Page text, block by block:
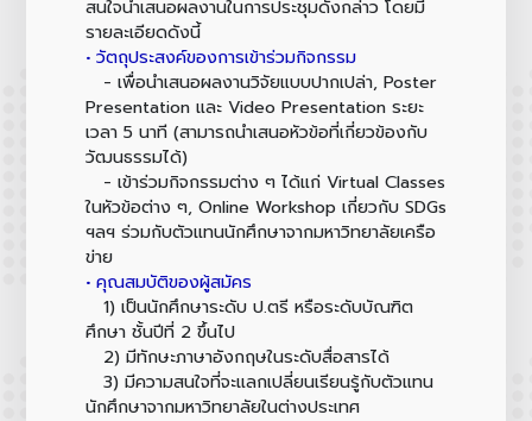
สนใจนำเสนอผลงานในการประชุมดังกล่าว โดยมี
รายละเอียดดังนี้
• วัตถุประสงค์ของการเข้าร่วมกิจกรรม
- เพื่อนำเสนอผลงานวิจัยแบบปากเปล่า, Poster
Presentation และ Video Presentation ระยะ
เวลา 5 นาที (สามารถนำเสนอหัวข้อที่เกี่ยวข้องกับ
วัฒนธรรมได้)
- เข้าร่วมกิจกรรมต่าง ๆ ได้แก่ Virtual Classes
ในหัวข้อต่าง ๆ, Online Workshop เกี่ยวกับ SDGs
ฯลฯ ร่วมกับตัวแทนนักศึกษาจากมหาวิทยาลัยเครือ
ข่าย
• คุณสมบัติของผู้สมัคร
1) เป็นนักศึกษาระดับ ป.ตรี หรือระดับบัณฑิต
ศึกษา ชั้นปีที่ 2 ขึ้นไป
2) มีทักษะภาษาอังกฤษในระดับสื่อสารได้
3) มีความสนใจที่จะแลกเปลี่ยนเรียนรู้กับตัวแทน
นักศึกษาจากมหาวิทยาลัยในต่างประเทศ